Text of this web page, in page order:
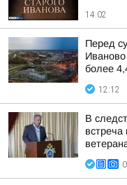
14:02
Перед
более
12:12
В